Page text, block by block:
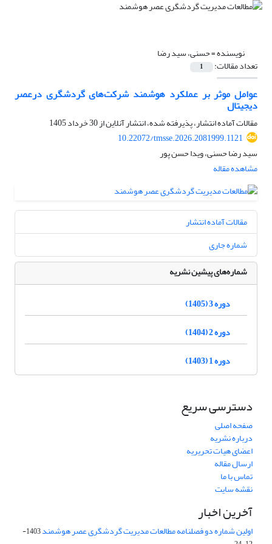
نویسنده =حسنی، سید رضا
تعداد مقالات: 1
عوامل موثر بر عملکرد هوشمند شرکت‌های گردشگری درعصر
دیجیتال
مقالات آماده انتشار، پذیرفته شده، انتشار آنلاین از30 خرداد 1405
10.22072/tmsse.2026.2081999.1121
سید رضا حسنی، ویدا حسن پور
مشاهده مقاله
مقالات آماده انتشار
شماره جاری
شماره‌های پیشین نشریه
دوره 3 (1405)
دوره 2 (1404)
دوره 1 (1403)
دسترسی سریع
صفحه اصلی
درباره نشریه
اعضای هیات تحریریه
ارسال مقاله
تماس با ما
نقشه سایت
آخرین اخبار
اولین شماره دو فصلنامه مطالعات مدیریت گردشگری عصر هوشمند
1403-